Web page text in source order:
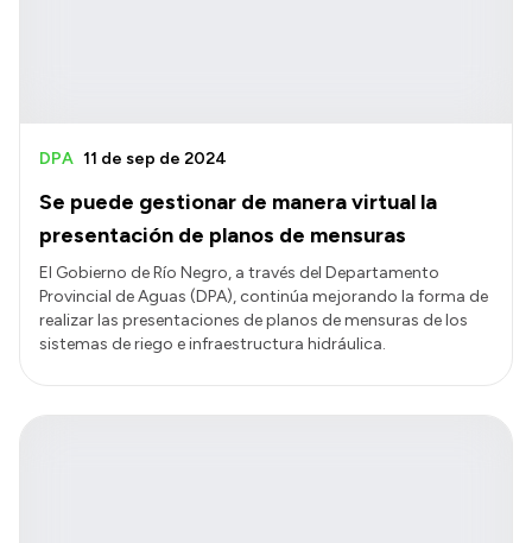
Se puede gestionar de manera virtual la
presentación de planos de mensuras
DPA 11 de sep de 2024
El Gobierno de Río Negro, a través del Departamento
Provincial de Aguas (DPA), continúa mejorando la forma de
realizar las presentaciones de planos de mensuras de los
sistemas de riego e infraestructura hidráulica.